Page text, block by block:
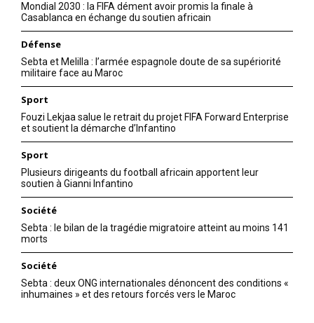
Mondial 2030 : la FIFA dément avoir promis la finale à
Casablanca en échange du soutien africain
Défense
Sebta et Melilla : l’armée espagnole doute de sa supériorité
militaire face au Maroc
Sport
Fouzi Lekjaa salue le retrait du projet FIFA Forward Enterprise
et soutient la démarche d’Infantino
Sport
Plusieurs dirigeants du football africain apportent leur
soutien à Gianni Infantino
Société
Sebta : le bilan de la tragédie migratoire atteint au moins 141
morts
Société
Sebta : deux ONG internationales dénoncent des conditions «
inhumaines » et des retours forcés vers le Maroc